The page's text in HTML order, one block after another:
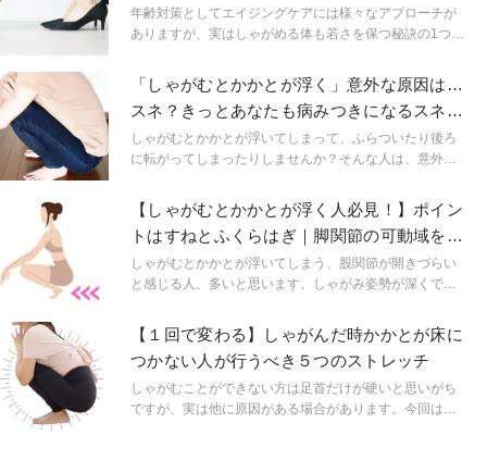
年齢対策としてエイジングケアには様々なアプローチが
ありますが、実はしゃがめる体も若さを保つ秘訣の1つで
すると後ろに倒れそうになる方におすすめしたいエクサ
サイズをご紹介します。
「しゃがむとかかとが浮く」意外な原因は…
スネ？きっとあなたも病みつきになるスネほ
ぐし2選
しゃがむとかかとが浮いてしまって、ふらついたり後ろ
に転がってしまったりしませんか？そんな人は、意外と
【しゃがむとかかとが浮く人必見！】ポイン
トはすねとふくらはぎ｜脚関節の可動域を広
げるエクサ
しゃがむとかかとが浮いてしまう、股関節が開きづらい
と感じる人、多いと思います。しゃがみ姿勢が深くでき
してくれます。今回は「すね」「ふくらはぎ」の筋肉に
アプローチした、無理なくしゃがみ姿勢ができるように
なる方法をご紹介します。
【１回で変わる】しゃがんだ時かかとが床に
つかない人が行うべき５つのストレッチ
しゃがむことができない方は足首だけが硬いと思いがち
ですが、実は他に原因がある場合があります。今回はし